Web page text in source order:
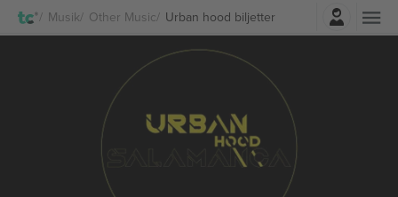
Musik Other Music Urban hood biljetter
Logga in